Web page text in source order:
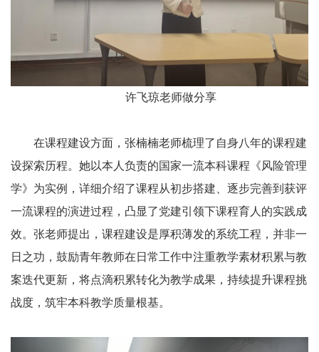
许飞琼老师做分享
在课程建设方面，张楠楠老师梳理了自身八年的课程建
设探索历程。她以本人负责的国家一流本科课程《风险管理
学》为实例，详细介绍了课程从初步搭建、逐步完善到获评
一流课程的演进过程，凸显了党建引领下课程育人的实践成
效。张老师提出，课程建设是厚积薄发的系统工程，并非一
日之功，鼓励青年教师在日常工作中注重教学素材积累与教
案迭代更新，将点滴积累转化为教学成果，持续提升课程挑
战度，筑牢本科教学质量根基。